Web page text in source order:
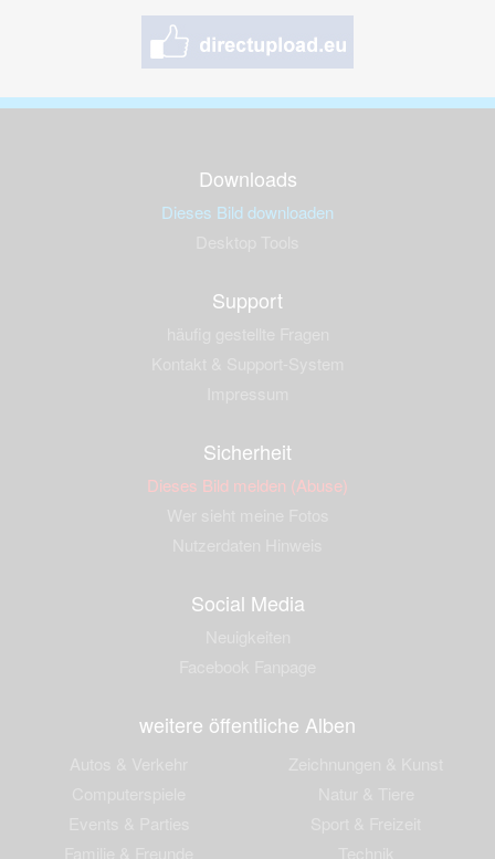
Downloads
Dieses Bild downloaden
Support
Sicherheit
Dieses Bild melden (Abuse)
Social Media
weitere öffentliche Alben